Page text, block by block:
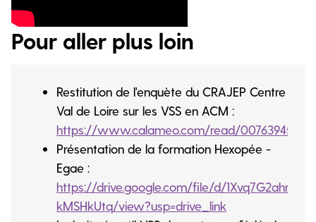
Pour aller plus loin
Restitution de l'enquète du CRAJEP Centre
Val de Loire sur les VSS en ACM :
https://www.calameo.com/read/
Présentation de la formation Hexopée -
Egae :
https://drive.google.com/file/d/
kMSHkUtq/view?usp=drive_link